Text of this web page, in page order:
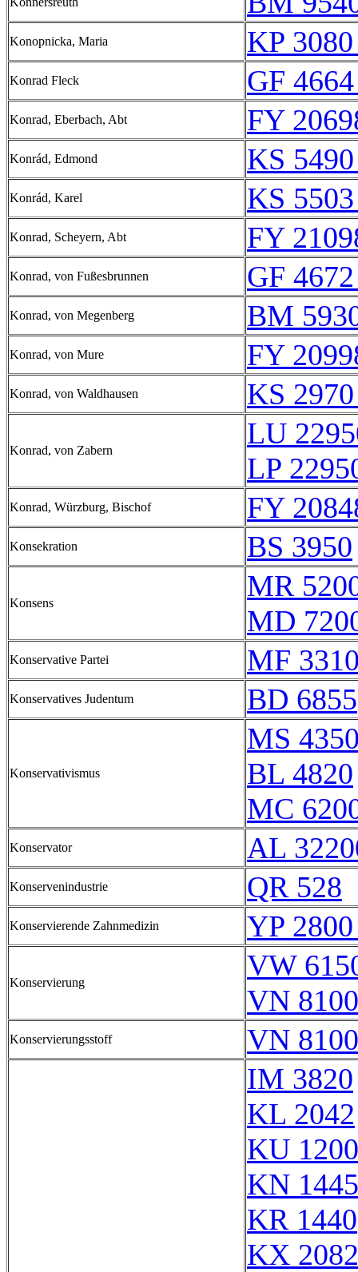
Konopnicka, Maria KP
Konrad Fleck GF
Konrad, Eberbach, Abt FY
Konrád, Edmond KS
Konrád, Karel KS
Konrad, Scheyern, Abt FY
Konrad, von Fußesbrunnen GF
Konrad, von Megenberg BM
Konrad, von Mure FY
Konrad, von Waldhausen KS
Konrad, von Zabern
LU
LP
Konrad, Würzburg, Bischof FY
Konsekration BS 3950
Konsens
MR
MD
Konservative Partei MF
Konservatives Judentum BD 6855
Konservativismus
MS
BL 4820
MC
Konservator AL
Konservenindustrie QR 528
Konservierende Zahnmedizin YP
Konservierung
VW
VN
Konservierungsstoff
VN
IM 3820
KL 2042
KU 1200
KN 1445
KR 1440
KX 2082